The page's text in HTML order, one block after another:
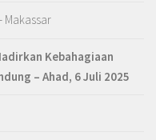
Makassar
Kebahagiaan
– Ahad, 6 Juli 2025